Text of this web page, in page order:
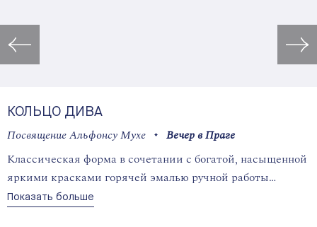
КОЛЬЦО ДИВА
Посвящение Альфонсу Мухе
Вечер в Праге
Классическая форма в сочетании с богатой, насыщенной
яркими красками горячей эмалью ручной работы
FREYWILLE: кольцо Дива особенно излучает
Показать больше